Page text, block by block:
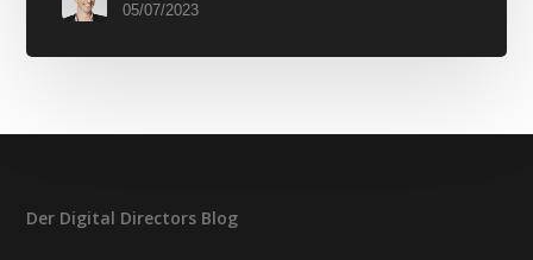
05/07/2023
Der Digital Directors Blog